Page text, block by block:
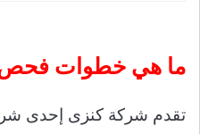
ما هي خطوات فحص
تقدم شركة كنزى إحدى